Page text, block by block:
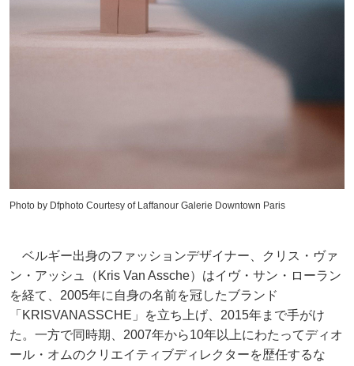
Photo by Dfphoto Courtesy of Laffanour Galerie Downtown Paris
ベルギー出身のファッションデザイナー、クリス・ヴァ
ン・アッシュ（Kris Van Assche）はイヴ・サン・ローラン
を経て、2005年に自身の名前を冠したブランド
「KRISVANASSCHE」を立ち上げ、2015年まで手がけ
た。一方で同時期、2007年から10年以上にわたってディオ
ール・オムのクリエイティブディレクターを歴任するな